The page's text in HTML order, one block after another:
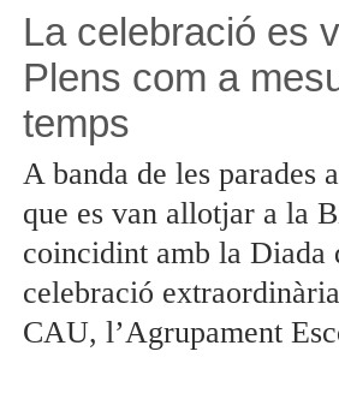
La celebració es
Plens com a
temps
A banda de les parades
que es van allotjar a la
coincidint amb la Diada
celebració
CAU, l’Agrupament